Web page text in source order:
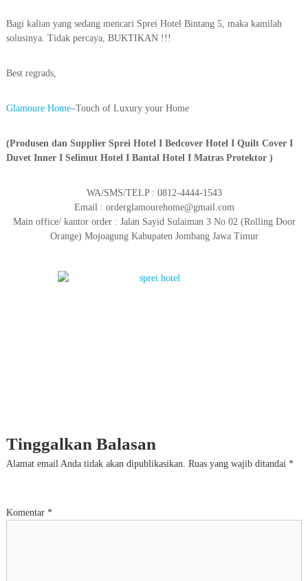
Bagi kalian yang sedang mencari Sprei Hotel Bintang 5, maka kamilah
solusinya. Tidak percaya, BUKTIKAN !!!
Best regrads,
Glamoure Home–Touch of Luxury your Home
(Produsen dan Supplier Sprei Hotel I Bedcover Hotel I Quilt Cover I
Duvet Inner I Selimut Hotel I Bantal Hotel I Matras Protektor )
WA/SMS/TELP : 0812-4444-1543
Email : orderglamourehome@gmail.com
Main office/ kantor order : Jalan Sayid Sulaiman 3 No 02 (Rolling Door
Orange) Mojoagung Kabupaten Jombang Jawa Timur
Tinggalkan Balasan
Alamat email Anda tidak akan dipublikasikan. Ruas yang wajib ditandai *
Komentar *